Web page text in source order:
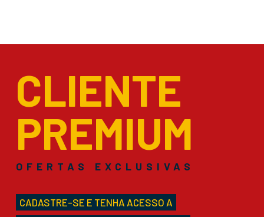
CLIENTE
PREMIUM
OFERTAS EXCLUSIVAS
CADASTRE-SE E TENHA ACESSO A